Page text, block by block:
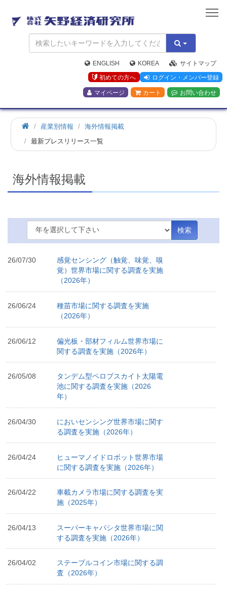
矢
野
経
済
研
究
所
ENGLISH KOREA
サイトマップ
初めての方へ
ログイン・メンバー登録
マイページ カート お問い合わせ
ホ
ー
産業別情報
海外情報掲載
最新プレスリリース一覧
海外情報掲載
検索
26/07/30
感覚センシング（触覚、味覚、嗅
覚）世界市場に関する調査を実施
（2026年）
26/06/24
種苗市場に関する調査を実施
（2026年）
26/06/12
偏光板・部材フィルム世界市場に
関する調査を実施（2026年）
26/05/08
タンデム型ペロブスカイト太陽電
池に関する調査を実施（2026
年）
26/04/30
においセンシング世界市場に関す
る調査を実施（2026年）
26/04/24
ヒューマノイドロボット世界市場
に関する調査を実施（2026年）
26/04/22
車載カメラ市場に関する調査を実
施（2025年）
26/04/13
スーパーキャパシタ世界市場に関
する調査を実施（2026年）
26/04/02
ステーブルコイン市場に関する調
査（2026年）